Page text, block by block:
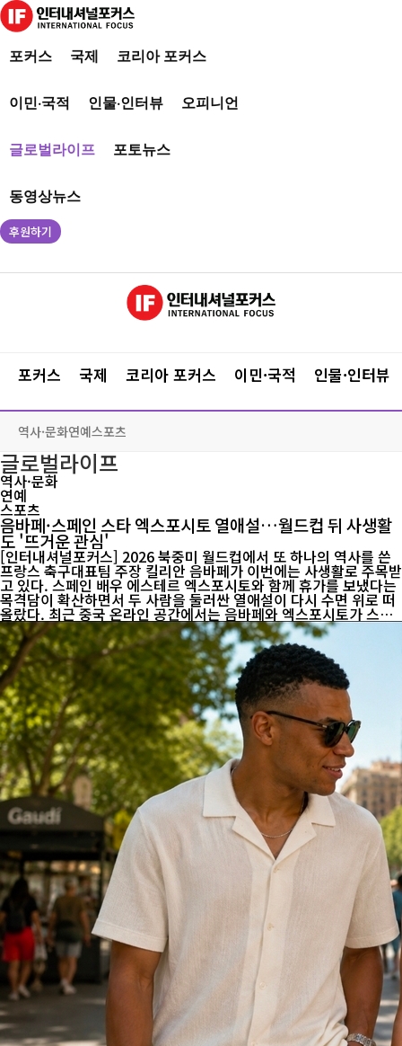
포커스 국제 코리아 포커스
이민·국적 인물·인터뷰 오피니언
글로벌라이프 포토뉴스
동영상뉴스
후원하기
포커스 국제 코리아 포커스 이민·국적 인물·인터뷰
역사·문화연예스포츠
글로벌라이프
역사·문화
연예
스포츠
음바페·스페인 스타 엑스포시토 열애설…월드컵 뒤 사생활
도 '뜨거운 관심'
[인터내셔널포커스] 2026 북중미 월드컵에서 또 하나의 역사를 쓴
프랑스 축구대표팀 주장 킬리안 음바페가 이번에는 사생활로 주목받
고 있다. 스페인 배우 에스테르 엑스포시토와 함께 휴가를 보냈다는
목격담이 확산하면서 두 사람을 둘러싼 열애설이 다시 수면 위로 떠
올랐다. 최근 중국 온라인 공간에서는 음바페와 엑스포시토가 스페
인 바르셀로나에서 함께 휴가를 보내고 있다는 내용의 목격담이 잇
따라 공유됐다. 특히 사그라다 파밀리아 성당 인근에서 두 사람을 봤
다는 중국인 관광객의 이야기가 퍼지면서 관심이 더욱 커졌다. 일부
중국 온라인 매체와 소셜미디어에서는 음바페가 엑스포시토의 사진
과 함께 영어와 중국어로 애정 표현을 남기며 관계를 공식화했다는
주장까지 나왔다. 그러나 현재까지 두 사람이 연인 관계임을 직접 확
인한 공식 발표나 신뢰할 만한 근거는 확인되지 않고 있다. 때문에
두 사람의 관계...